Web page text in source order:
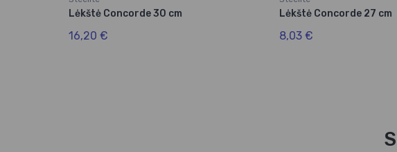
Lėkštė Concorde 30 cm
16,20 €
Lėkštė Concorde 27 cm
8,03 €